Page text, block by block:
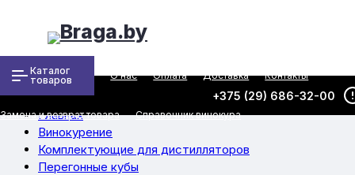
Каталог
товаров
О нас Оплата Доставка Контакты
Замена и возврат товара Справочник винокура
+375 (29) 686-32-00
Главная
Винокурение
Комплектующие для дистилляторов
Перегонные кубы